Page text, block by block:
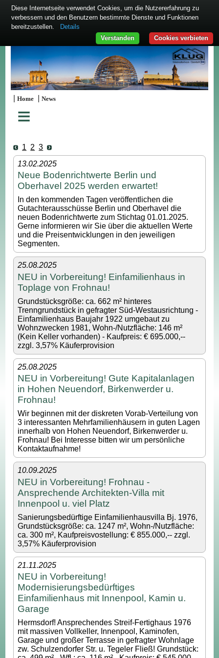
|Home |News
≡
1 2 3
13.02.2025
Neue Bodenrichtwerte Berlin und
Oberhavel 2025 werden erwartet!
In den kommenden Tagen veröffentlichen die
Gutachterausschüsse Berlin und Oberhavel die
neuen Bodenrichtwerte zum Stichtag 01.01.2025.
Gerne informieren wir Sie über die aktuellen Werte
und die Preisentwicklungen in den jeweiligen
Segmenten.
25.08.2025
NEU in Vorbereitung! Einfamilienhaus in
Toplage von Frohnau!
Grundstücksgröße: ca. 662 m² hinteres
Trenngrundstück in gefragter Süd-Westausrichtung -
Einfamilienhaus Baujahr 1922 umgebaut zu
Wohnzwecken 1981, Wohn-/Nutzfläche: 146 m²
(Kein Keller vorhanden) - Kaufpreis: € 695.000,--
zzgl. 3,57% Käuferprovision
25.08.2025
NEU in Vorbereitung! Gute Kapitalanlagen
in Hohen Neuendorf, Birkenwerder u.
Frohnau!
Wir beginnen mit der diskreten Vorab-Verteilung von
3 interessanten Mehrfamilienhäusern in guten Lagen
innerhalb von Hohen Neuendorf, Birkenwerder u.
Frohnau! Bei Interesse bitten wir um persönliche
Kontaktaufnahme!
10.09.2025
NEU in Vorbereitung! Frohnau -
Ansprechende Architekten-Villa mit
Innenpool u. viel Platz
Sanierungsbedürftige Einfamilienhausvilla Bj. 1976,
Grundstücksgröße: ca. 1247 m², Wohn-/Nutzfläche:
ca. 300 m², Kaufpreisvostellung: € 855.000,-- zzgl.
3,57% Käuferprovision
21.11.2025
NEU in Vorbereitung!
Modernisierungsbedürftiges
Einfamilienhaus mit Innenpool, Kamin u.
Garage
Hermsdorf! Ansprechendes Streif-Fertighaus 1976
mit massiven Vollkeller, Innenpool, Kaminofen,
Garage und großer Terrasse in gefragter Wohnlage
zw. Schulzendorfer Str. u. Tegeler Fließ! Grundstück:
Diese Internetseite verwendet Cookies, um die Nutzererfahrung zu
verbessern und den Benutzern bestimmte Dienste und Funktionen
bereitzustellen.
Details
Cookies verbieten
Verstanden